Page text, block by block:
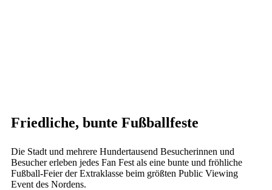
Friedliche, bunte Fußballfeste
Die Stadt und mehrere Hundertausend Besucherinnen und
Besucher erleben jedes Fan Fest als eine bunte und fröhliche
Fußball-Feier der Extraklasse beim größten Public Viewing
Event des Nordens.